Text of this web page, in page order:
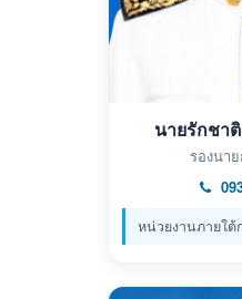
นายรักชา
รองนา
หน่วยงานภายใต้